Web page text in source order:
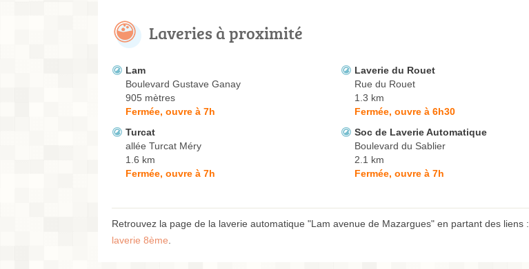
Laveries à proximité
Lam
Boulevard Gustave Ganay
905 mètres
Fermée, ouvre à 7h
Laverie du Rouet
Rue du Rouet
1.3 km
Fermée, ouvre à 6h30
Turcat
allée Turcat Méry
1.6 km
Fermée, ouvre à 7h
Soc de Laverie Automatique
Boulevard du Sablier
2.1 km
Fermée, ouvre à 7h
Retrouvez la page de la laverie automatique "Lam avenue de Mazargues" en partant des liens :
laverie 8ème